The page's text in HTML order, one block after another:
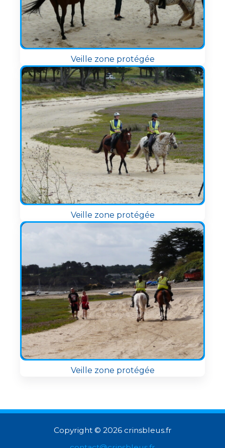
Veille zone protégée
Veille zone protégée
Veille zone protégée
Copyright © 2026 crinsbleus.fr